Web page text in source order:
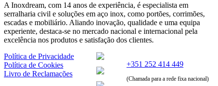
A Inoxdream, com 14 anos de experiência, é especialista em
serralharia civil e soluções em aço inox, como portões, corrimões,
escadas e mobiliário. Aliando inovação, qualidade e uma equipa
experiente, destaca-se no mercado nacional e internacional pela
excelência nos produtos e satisfação dos clientes.
Política de Privacidade
Política de Cookies
Livro de Reclamações
+351 252 414 449
(Chamada para a rede fixa nacional)